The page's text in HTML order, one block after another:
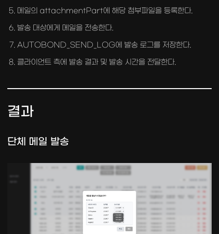
메일의 attachmentPart에 해당 첨부파일을 등록한다.
발송 대상에게 메일을 전송한다.
AUTOBOND_SEND_LOG에 발송 로그를 저장한다.
클라이언트 측에 발송 결과 및 발송 시간을 전달한다.
결과
단체 메일 발송